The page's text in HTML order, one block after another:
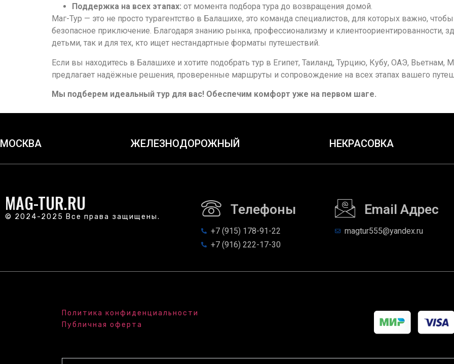
Поддержка на всех этапах: от момента подбора тура до возвращения домой.
Маг-Тур — это не просто турагентство в Балашихе, это команда специалистов, для которых важно,
безопасное приключение. Благодаря знанию рынка, профессионализму и клиентоориентированности,
детьми, так и для тех, кто ищет нестандартные форматы путешествий.
Если вы находитесь в Балашихе и хотите подобрать тур в Египет, Таиланд, Турцию, Кубу, ОАЭ,
предлагает надёжные решения, проверенные маршруты и сопровождение на всех этапах вашего
Мы подберем идеальный тур для вас! Обеспечим комфорт уже на первом шаге.
МОСКВА ЖЕЛЕЗНОДОРОЖНЫЙ НЕКРАСОВКА
MAG-TUR.RU
© 2024-2025 Все права защищены. Телефоны
+7 (915) 178-91-22
+7 (916) 222-17-30
Email Адрес
magtur555@yandex.ru
Политика конфиденциальности
Публичная оферта